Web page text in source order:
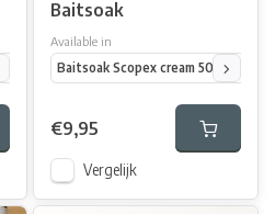
Ice 15/18 mm dumbel wafter Maple
Baitsoak
Available in
Baitsoak Scopex cream 500 ml
€9,95
Vergelijk